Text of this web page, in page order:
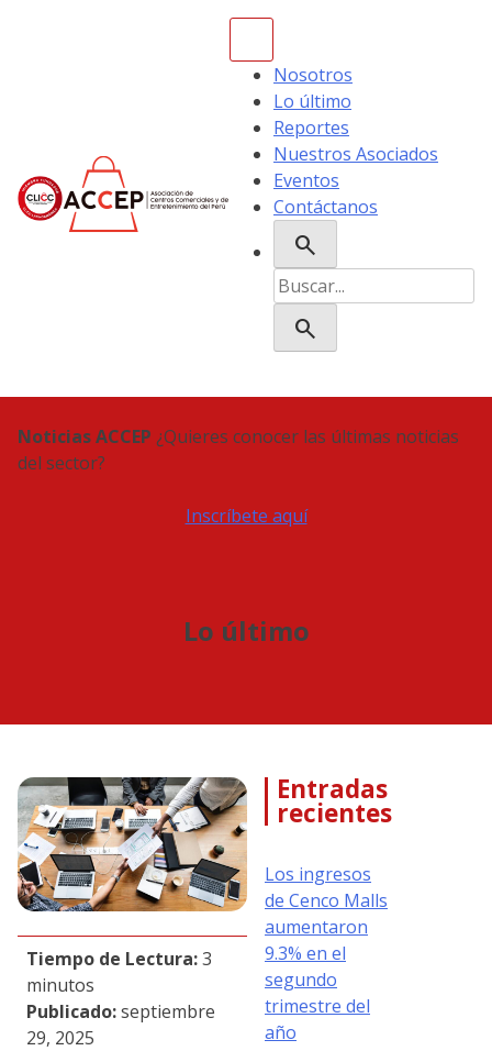
Nosotros
Lo último
Reportes
Nuestros Asociados
Eventos
Contáctanos
search
Buscar:
search
Noticias ACCEP ¿Quieres conocer las últimas noticias
del sector?
Inscríbete aquí
Lo último
Tiempo de Lectura:3
minutos
Publicado:septiembre
29, 2025
Entradas
recientes
Los ingresos
de Cenco Malls
aumentaron
9.3% en el
segundo
trimestre del
año